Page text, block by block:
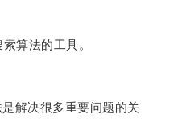
算法的工具。
解决很多重要问题的关